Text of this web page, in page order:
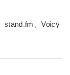
stand.fm
、Voicy